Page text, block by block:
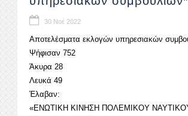
30 Νοέ 2022
Αποτελέσματα εκλογών υπηρεσιακών
Ψήφισαν 752
Άκυρα 28
Λευκά 49
Έλαβαν:
«ΕΝΩΤΙΚΗ ΚΙΝΗΣΗ ΠΟΛΕΜΙΚΟΥ